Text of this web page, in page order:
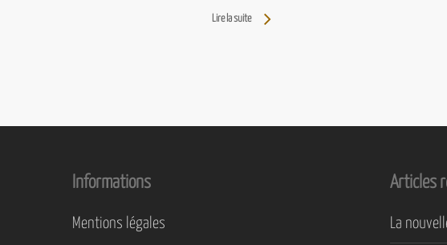
Lire la suite
Informations
Mentions légales
Articles
La